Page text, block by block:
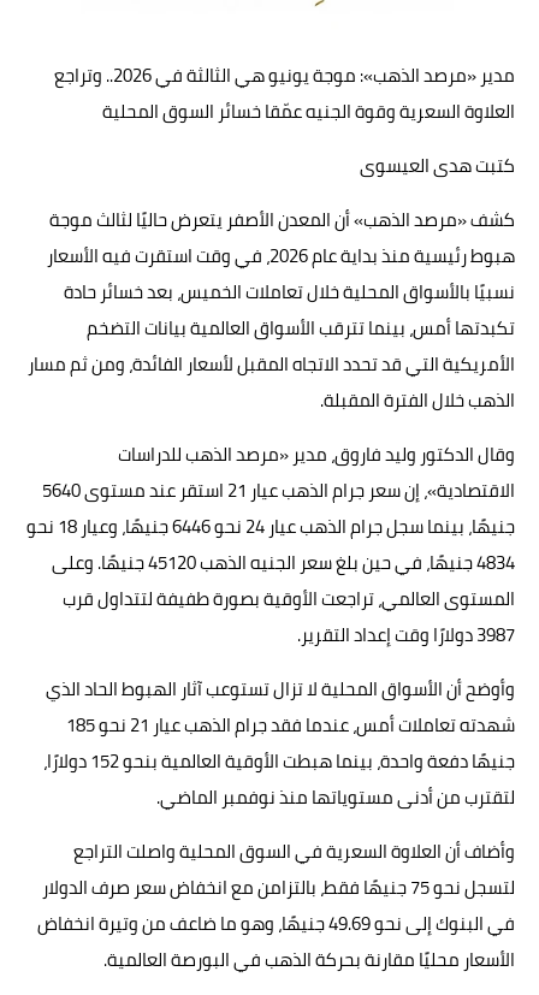
خدمات
مقالات
مدير «مرصد الذهب»: موجة يونيو هي الثالثة في 2026.. وتراجع
العلاوة السعرية وقوة الجنيه عمّقا خسائر السوق المحلية
كتبت هدى العيسوى
كشف «مرصد الذهب» أن المعدن الأصفر يتعرض حاليًا لثالث موجة
هبوط رئيسية منذ بداية عام 2026، في وقت استقرت فيه الأسعار
نسبيًا بالأسواق المحلية خلال تعاملات الخميس، بعد خسائر حادة
تكبدتها أمس، بينما تترقب الأسواق العالمية بيانات التضخم
الأمريكية التي قد تحدد الاتجاه المقبل لأسعار الفائدة، ومن ثم مسار
الذهب خلال الفترة المقبلة.
وقال الدكتور وليد فاروق، مدير «مرصد الذهب للدراسات
الاقتصادية»، إن سعر جرام الذهب عيار 21 استقر عند مستوى 5640
جنيهًا، بينما سجل جرام الذهب عيار 24 نحو 6446 جنيهًا، وعيار 18 نحو
4834 جنيهًا، في حين بلغ سعر الجنيه الذهب 45120 جنيهًا. وعلى
المستوى العالمي، تراجعت الأوقية بصورة طفيفة لتتداول قرب
3987 دولارًا وقت إعداد التقرير.
وأوضح أن الأسواق المحلية لا تزال تستوعب آثار الهبوط الحاد الذي
شهدته تعاملات أمس، عندما فقد جرام الذهب عيار 21 نحو 185
جنيهًا دفعة واحدة، بينما هبطت الأوقية العالمية بنحو 152 دولارًا،
لتقترب من أدنى مستوياتها منذ نوفمبر الماضي.
وأضاف أن العلاوة السعرية في السوق المحلية واصلت التراجع
لتسجل نحو 75 جنيهًا فقط، بالتزامن مع انخفاض سعر صرف الدولار
في البنوك إلى نحو 49.69 جنيهًا، وهو ما ضاعف من وتيرة انخفاض
الأسعار محليًا مقارنة بحركة الذهب في البورصة العالمية.